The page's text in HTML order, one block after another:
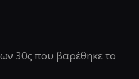
30ς που βαρέθηκε το